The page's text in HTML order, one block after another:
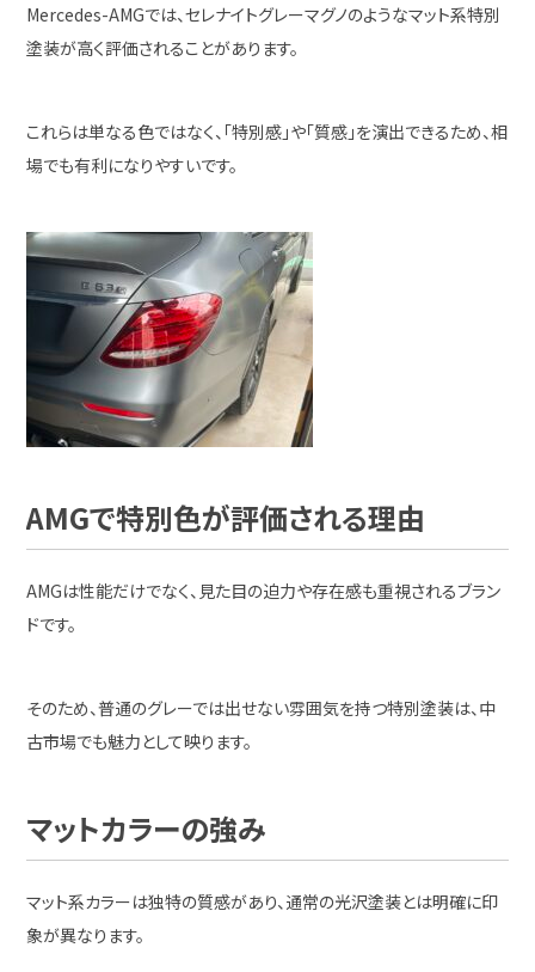
Mercedes-AMGでは、セレナイトグレーマグノのようなマット系特別
塗装が高く評価されることがあります。
これらは単なる色ではなく、「特別感」や「質感」を演出できるため、相
場でも有利になりやすいです。
AMGで特別色が評価される理由
AMGは性能だけでなく、見た目の迫力や存在感も重視されるブラン
ドです。
そのため、普通のグレーでは出せない雰囲気を持つ特別塗装は、中
古市場でも魅力として映ります。
マットカラーの強み
マット系カラーは独特の質感があり、通常の光沢塗装とは明確に印
象が異なります。